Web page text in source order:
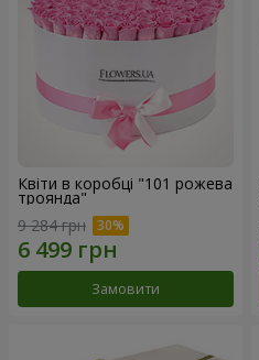
Квіти в коробці "101 рожева
троянда"
9 284 грн
Замовити